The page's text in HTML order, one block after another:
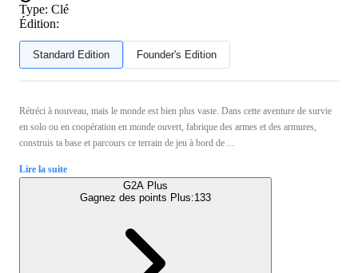
Type: Clé
Édition:
Standard Edition Founder's Edition
Rétréci à nouveau, mais le monde est bien plus vaste. Dans cette aventure de survie
en solo ou en coopération en monde ouvert, fabrique des armes et des armures,
construis ta base et parcours ce terrain de jeu à bord de ...
Lire la suite
G2A Plus
Gagnez des points Plus:133